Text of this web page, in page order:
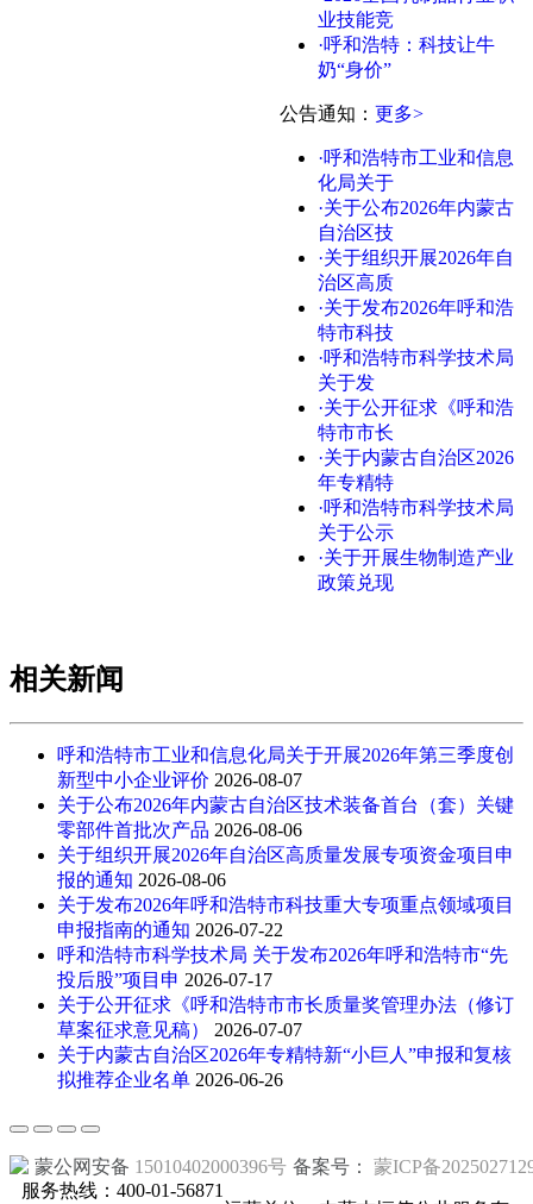
业技能竞
·呼和浩特：科技让牛
奶“身价”
公告通知 ： 更多>
·呼和浩特市工业和信息
化局关于
·关于公布2026年内蒙古
自治区技
·关于组织开展2026年自
治区高质
·关于发布2026年呼和浩
特市科技
·呼和浩特市科学技术局
关于发
·关于公开征求《呼和浩
特市市长
·关于内蒙古自治区2026
年专精特
·呼和浩特市科学技术局
关于公示
·关于开展生物制造产业
政策兑现
相关新闻
呼和浩特市工业和信息化局关于开展2026年第三季度创
新型中小企业评价 2026-08-07
关于公布2026年内蒙古自治区技术装备首台（套）关键
零部件首批次产品 2026-08-06
关于组织开展2026年自治区高质量发展专项资金项目申
报的通知 2026-08-06
关于发布2026年呼和浩特市科技重大专项重点领域项目
申报指南的通知 2026-07-22
呼和浩特市科学技术局 关于发布2026年呼和浩特市“先
投后股”项目申 2026-07-17
关于公开征求《呼和浩特市市长质量奖管理办法（修订
草案征求意见稿）
2026-07-07
关于内蒙古自治区2026年专精特新“小巨人”申报和复核
拟推荐企业名单 2026-06-26
蒙公网安备 15010402000396号 备案号：
蒙ICP备
服务热线：400-01-56871